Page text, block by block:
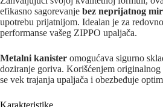
efikasno sagorevanje bez neprijatnog
upotrebu prijatnijom. Idealan je za
performanse vašeg ZIPPO upaljača.
Metalni kanister omogućava sigurno
doziranje goriva. Korišćenjem
se vek trajanja upaljača i obezbeđuje
Karakteristike